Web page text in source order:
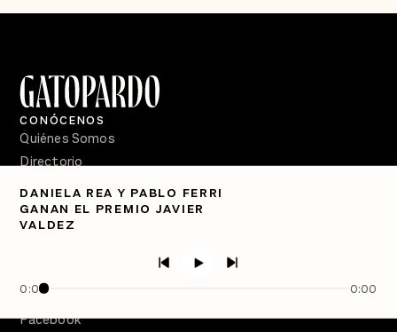
DANIELA REA Y PABLO FERRI
GANAN EL PREMIO JAVIER
VALDEZ
0:00 0:00
CONÓCENOS
Quiénes Somos
Directorio
PÓDCASTS
Semanario Gatopardo
Facebook